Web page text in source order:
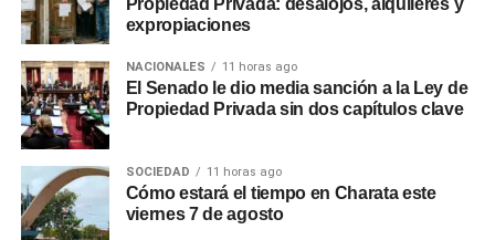
Propiedad Privada: desalojos, alquileres y
expropiaciones
NACIONALES 11 horas ago
El Senado le dio media sanción a la Ley de
Propiedad Privada sin dos capítulos clave
SOCIEDAD 11 horas ago
Cómo estará el tiempo en Charata este
viernes 7 de agosto